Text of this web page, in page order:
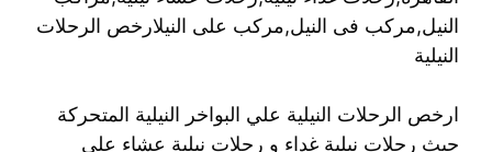
النيل,مركب فى النيل,مركب على النيلارخص الرحلات
النيلية
ارخص الرحلات النيلية علي البواخر النيلية المتحركة
حيث رحلات نيلية غداء و رحلات نيلية عشاء علي